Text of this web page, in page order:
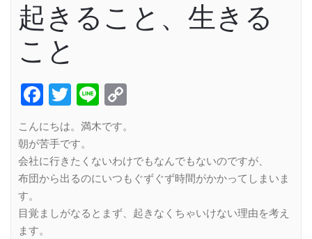
起きること、生きる
こと
Facebook
Twitter
Line
こんにちは。満木です。
朝が苦手です。
会社に行きたくないわけでもなんでもないのですが、
布団から出るのにいつもぐずぐず時間がかかってしまいま
す。
目覚ましがなるとまず、起きなくちゃいけない理由を考え
ます。